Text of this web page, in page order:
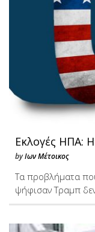
Εκλογές ΗΠΑ:
byΙων Μέτοικος
Τα προβλήματα
ψήφισαν Τραμπ